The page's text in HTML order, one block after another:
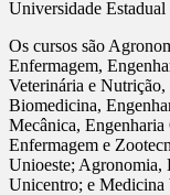
Universidade
Os cursos são
Enfermagem,
Veterinária e
Biomedicina,
Mecânica,
Enfermagem e
Unioeste; Agronomia,
Unicentro; e Medicina